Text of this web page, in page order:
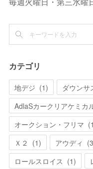
カテゴリ
地デジ (1) ダウンサ
AdlaSカークリアケミカ
オークション・フリマ (
Ｘ２ (1) アウディ (
ロールスロイス (1)